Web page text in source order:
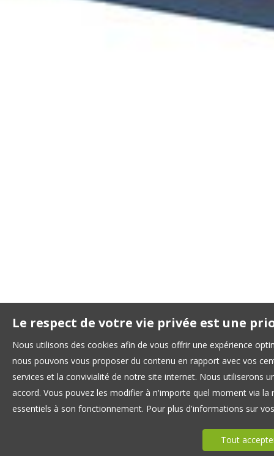
Le respect de votre vie privée est une
Nous utilisons des cookies afin de vous offrir une expérience
nous pouvons vous proposer du contenu en rapport avec vos
services et la convivialité de notre site internet. Nous utiliserons
accord. Vous pouvez les modifier à n'importe quel moment via
essentiels à son fonctionnement. Pour plus d'informations sur
Tout